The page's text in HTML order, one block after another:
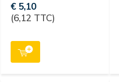
€ 5,10
(6,12 TTC)